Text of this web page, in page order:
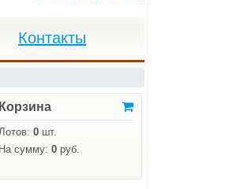
Контакты
Корзина
0 шт.
На сумму:0 руб.